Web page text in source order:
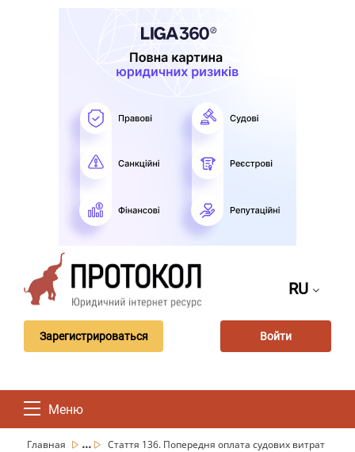
RU
Зарегистрироваться Войти
Меню
Главная ... Стаття 136. Попередня оплата судових витрат